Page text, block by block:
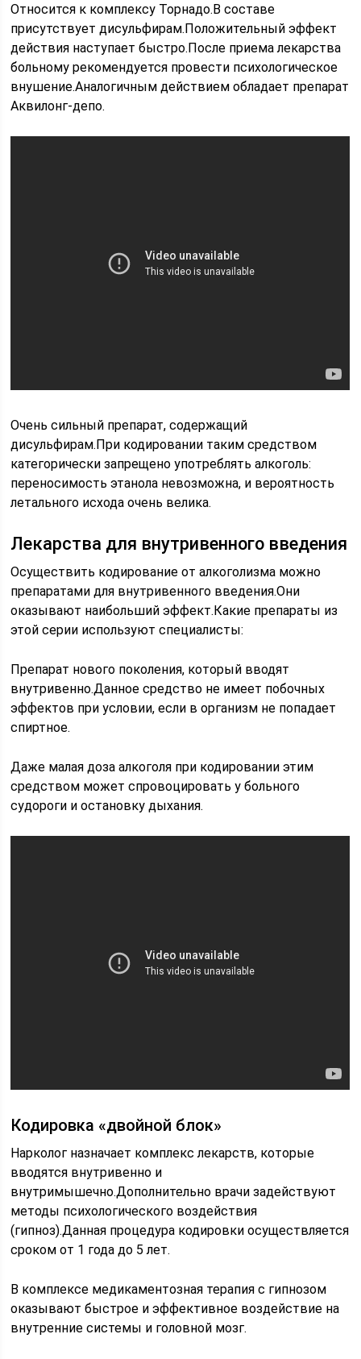
Относится к комплексу Торнадо.В составе
присутствует дисульфирам.Положительный эффект
действия наступает быстро.После приема лекарства
больному рекомендуется провести психологическое
внушение.Аналогичным действием обладает препарат
Аквилонг-депо.
Очень сильный препарат, содержащий
дисульфирам.При кодировании таким средством
категорически запрещено употреблять алкоголь:
переносимость этанола невозможна, и вероятность
летального исхода очень велика.
Лекарства для внутривенного введения
Осуществить кодирование от алкоголизма можно
препаратами для внутривенного введения.Они
оказывают наибольший эффект.Какие препараты из
этой серии используют специалисты:
Препарат нового поколения, который вводят
внутривенно.Данное средство не имеет побочных
эффектов при условии, если в организм не попадает
спиртное.
Даже малая доза алкоголя при кодировании этим
средством может спровоцировать у больного
судороги и остановку дыхания.
Кодировка «двойной блок»
Нарколог назначает комплекс лекарств, которые
вводятся внутривенно и
внутримышечно.Дополнительно врачи задействуют
методы психологического воздействия
(гипноз).Данная процедура кодировки осуществляется
сроком от 1 года до 5 лет.
В комплексе медикаментозная терапия с гипнозом
оказывают быстрое и эффективное воздействие на
внутренние системы и головной мозг.